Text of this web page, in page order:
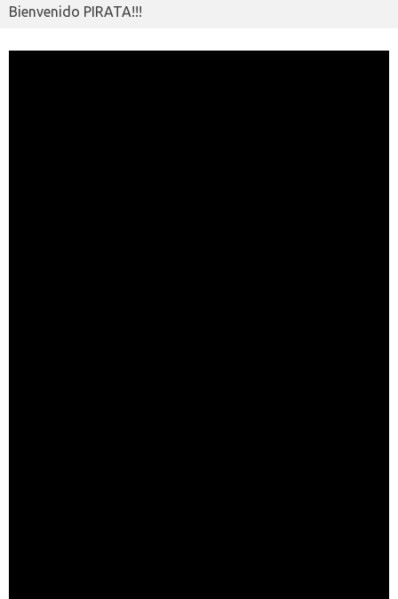
Bienvenido PIRATA!!!